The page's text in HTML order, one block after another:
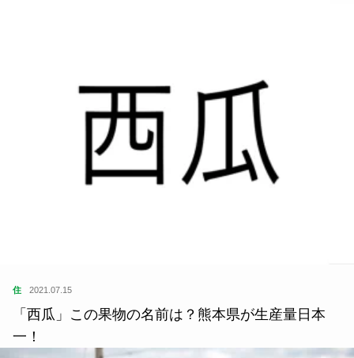
住 2021.07.15
「西瓜」この果物の名前は？熊本県が生産量日本
一！